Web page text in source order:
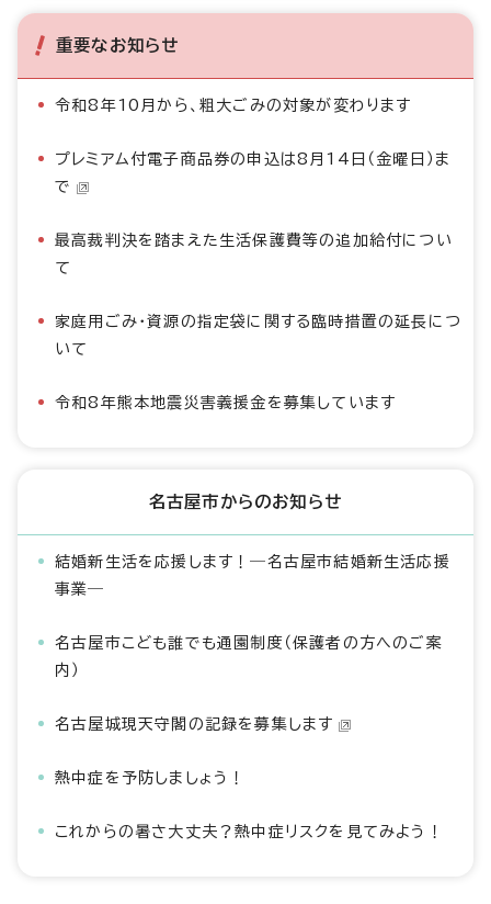
重要なお知らせ
令和8年10月から、粗大ごみの対象が変わります
プレミアム付電子商品券の申込は8月14日（金曜日）ま
で
最高裁判決を踏まえた生活保護費等の追加給付につい
て
家庭用ごみ・資源の指定袋に関する臨時措置の延長につ
いて
令和8年熊本地震災害義援金を募集しています
名古屋市からのお知らせ
結婚新生活を応援します！―名古屋市結婚新生活応援
事業―
名古屋市こども誰でも通園制度（保護者の方へのご案
内）
名古屋城現天守閣の記録を募集します
熱中症を予防しましょう！
これからの暑さ大丈夫？熱中症リスクを見てみよう！